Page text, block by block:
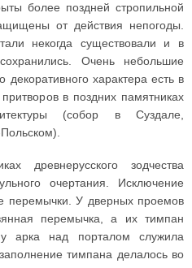
более поздней стропильной
от действия непогоды.
некогда существовали и в
Очень небольшие
характера есть в
в поздних памятниках
(собор в Суздале,
древнерусского зодчества
очертания. Исключение
перемычки. У дверных проемов
перемычка, а их тимпан
арка над порталом служила
тимпана делалось во